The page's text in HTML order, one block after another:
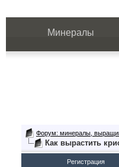
Минералы
Форум: минералы,
Как вырастить
Регистрация